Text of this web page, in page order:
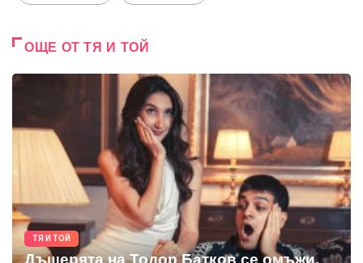
ОЩЕ ОТ ТЯ И ТОЙ
ТЯ И ТОЙ
Дъщерята на Тодор Батков се омъжи,